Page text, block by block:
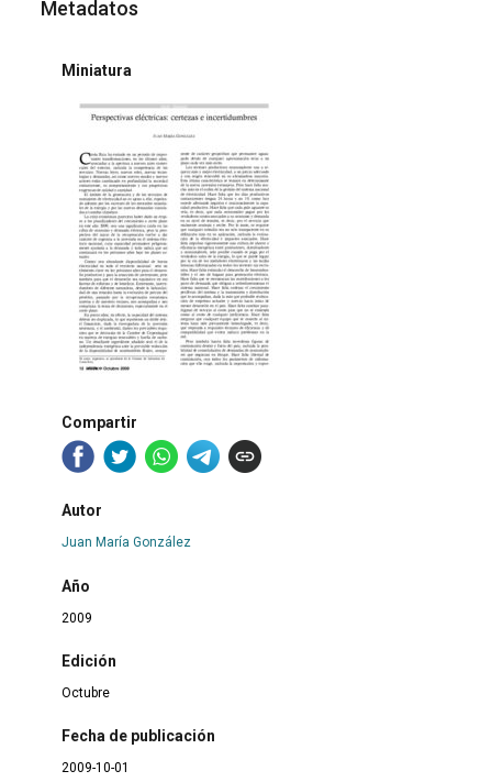
Metadatos
Miniatura
Compartir
Autor
Juan María González
Año
2009
Edición
Octubre
Fecha de publicación
2009-10-01